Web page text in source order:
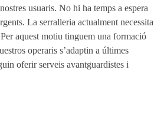
usuaris. No hi ha temps a espera
La serralleria actualment necessita
aquest motiu tinguem una formació
operaris s’adaptin a últimes
oferir serveis avantguardistes i